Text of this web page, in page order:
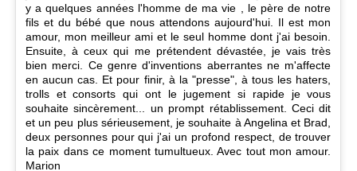
y a quelques années l'homme de ma vie , le père de notre
fils et du bébé que nous attendons aujourd'hui. Il est mon
amour, mon meilleur ami et le seul homme dont j'ai besoin.
Ensuite, à ceux qui me prétendent dévastée, je vais très
bien merci. Ce genre d'inventions aberrantes ne m'affecte
en aucun cas. Et pour finir, à la "presse", à tous les haters,
trolls et consorts qui ont le jugement si rapide je vous
souhaite sincèrement... un prompt rétablissement. Ceci dit
et un peu plus sérieusement, je souhaite à Angelina et Brad,
deux personnes pour qui j'ai un profond respect, de trouver
la paix dans ce moment tumultueux. Avec tout mon amour.
Marion